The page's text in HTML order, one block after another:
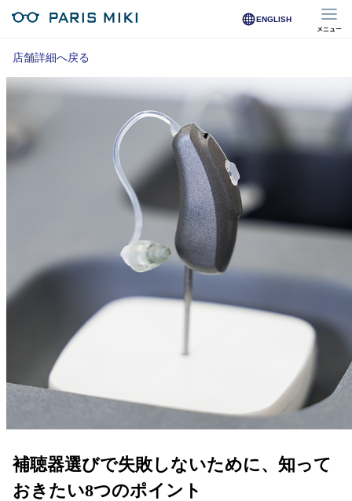
ENGLISH
メニュー
マイページ
Opera Club会員
オンラインショップ会員
※オンラインで会員登録された方
店舗検索/来店予約
商品を探す
レンズ
サングラス
補聴器
店舗詳細へ戻る
補聴器選びで失敗しないために、知って
おきたい8つのポイント